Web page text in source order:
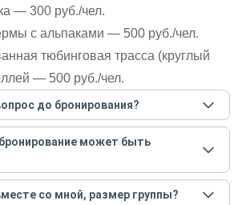
— 300 руб./чел.
с альпаками — 500 руб./чел.
тюбинговая трасса (круглый
— 500 руб./чел.
до бронирования?
по ссылке «Задать вопрос» и
при этом не нужно. Сначала
интересующие вас вопросы и после
экскурсию.Задать вопрос.
бронирование может быть
погодных условий,
на кораблике, а по прогнозу
со мной, размер группы?